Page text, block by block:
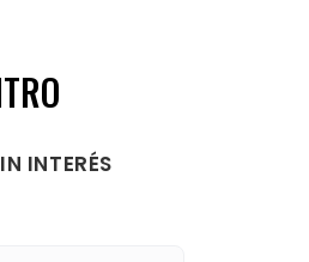
INTERÉS